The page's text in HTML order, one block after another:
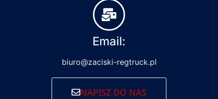
Email:
biuro@zaciski-regtruck.pl
NAPISZ DO NAS